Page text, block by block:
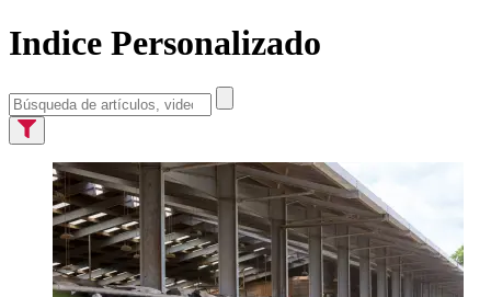
Indice Personalizado